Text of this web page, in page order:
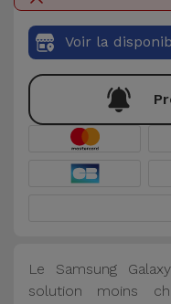
Accessoires
Accessoires
d'ordinateur
Tablette
Voir la
Le Samsung
solution moins